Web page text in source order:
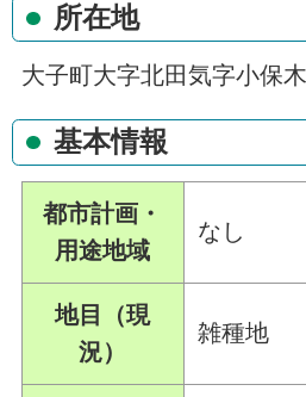
所在地
大子町大字北田気字小保
基本情報
都市計画・
用途地域
なし
地目（現
況）
雑種地